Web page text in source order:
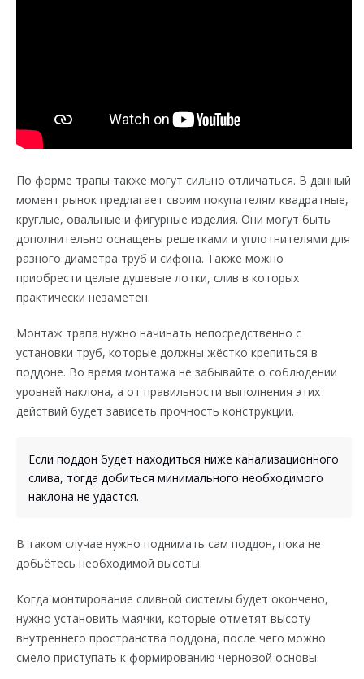
По форме трапы также могут сильно отличаться. В данный
момент рынок предлагает своим покупателям квадратные,
круглые, овальные и фигурные изделия. Они могут быть
дополнительно оснащены решетками и уплотнителями для
разного диаметра труб и сифона. Также можно
приобрести целые душевые лотки, слив в которых
практически незаметен.
Монтаж трапа нужно начинать непосредственно с
установки труб, которые должны жёстко крепиться в
поддоне. Во время монтажа не забывайте о соблюдении
уровней наклона, а от правильности выполнения этих
действий будет зависеть прочность конструкции.
Если поддон будет находиться ниже канализационного
слива, тогда добиться минимального необходимого
наклона не удастся.
В таком случае нужно поднимать сам поддон, пока не
добьётесь необходимой высоты.
Когда монтирование сливной системы будет окончено,
нужно установить маячки, которые отметят высоту
внутреннего пространства поддона, после чего можно
смело приступать к формированию черновой основы.